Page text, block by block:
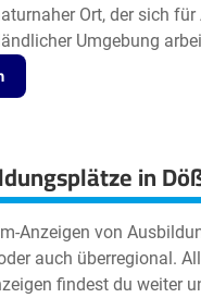
Ort, der sich
Umgebung
in
Anzeigen von
auch überregional.
findest du weiter